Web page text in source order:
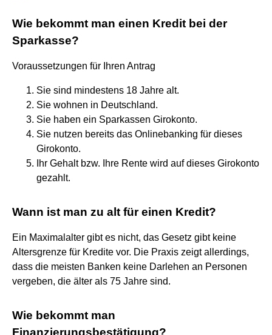
Wie bekommt man einen Kredit bei der
Sparkasse?
Voraussetzungen für Ihren Antrag
Sie sind mindestens 18 Jahre alt.
Sie wohnen in Deutschland.
Sie haben ein Sparkassen Girokonto.
Sie nutzen bereits das Onlinebanking für dieses
Girokonto.
Ihr Gehalt bzw. Ihre Rente wird auf dieses Girokonto
gezahlt.
Wann ist man zu alt für einen Kredit?
Ein Maximalalter gibt es nicht, das Gesetz gibt keine
Altersgrenze für Kredite vor. Die Praxis zeigt allerdings,
dass die meisten Banken keine Darlehen an Personen
vergeben, die älter als 75 Jahre sind.
Wie bekommt man
Finanzierungsbestätigung?